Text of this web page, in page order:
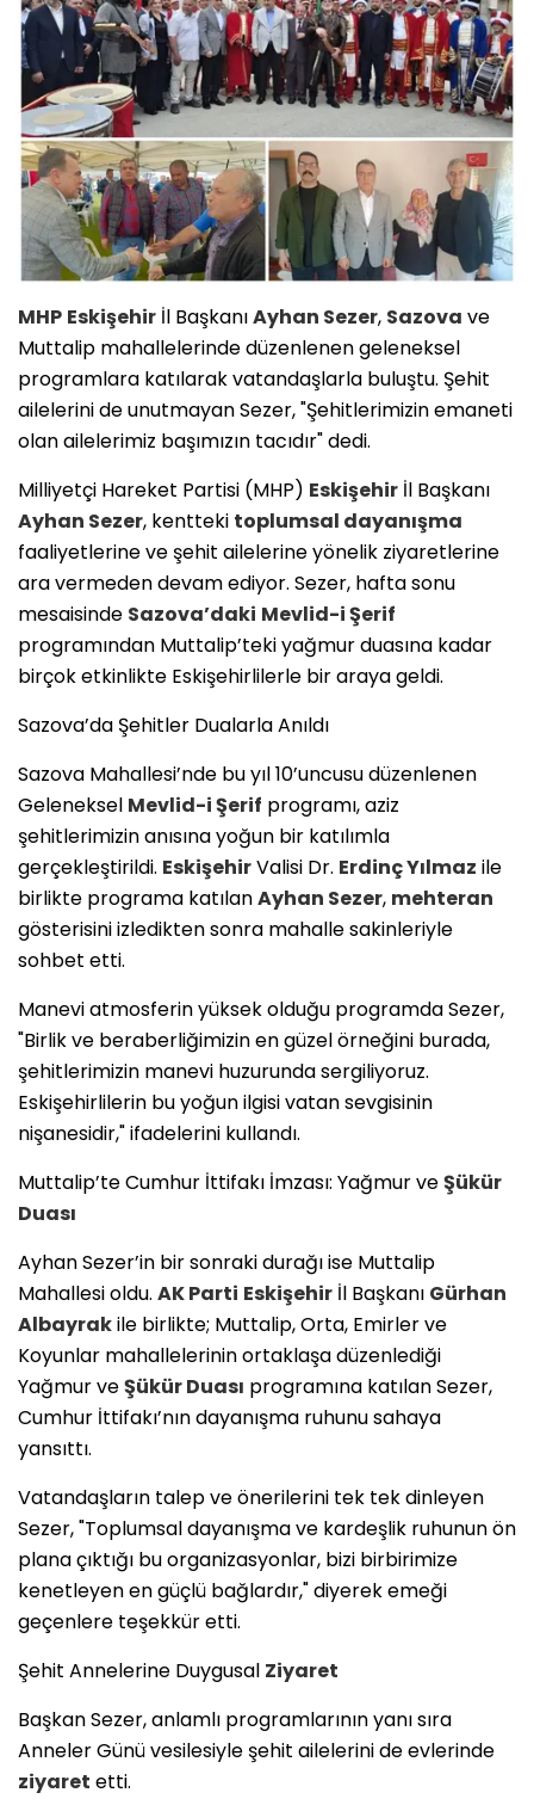
MHP Eskişehir İl BaşkanıAyhan Sezer, Sazova ve
Muttalip mahallelerinde düzenlenen geleneksel
programlara katılarak vatandaşlarla buluştu. Şehit
ailelerini de unutmayan Sezer, "Şehitlerimizin emaneti
olan ailelerimiz başımızın tacıdır" dedi.
​Milliyetçi Hareket Partisi (MHP) Eskişehir İl Başkanı
Ayhan Sezer, kentteki toplumsal dayanışma
faaliyetlerine ve şehit ailelerine yönelik ziyaretlerine
ara vermeden devam ediyor. Sezer, hafta sonu
mesaisinde Sazova’daki Mevlid-i Şerif
programından Muttalip’teki yağmur duasına kadar
birçok etkinlikte Eskişehirlilerle bir araya geldi.
​Sazova’da Şehitler Dualarla Anıldı
​Sazova Mahallesi’nde bu yıl 10’uncusu düzenlenen
Geleneksel Mevlid-i Şerif programı, aziz
şehitlerimizin anısına yoğun bir katılımla
gerçekleştirildi. EskişehirValisi Dr. Erdinç Yılmaz ile
birlikte programa katılanAyhan Sezer, mehteran
gösterisini izledikten sonra mahalle sakinleriyle
sohbet etti.
​Manevi atmosferin yüksek olduğu programda Sezer,
"Birlik ve beraberliğimizin en güzel örneğini burada,
şehitlerimizin manevi huzurunda sergiliyoruz.
Eskişehirlilerin bu yoğun ilgisi vatan sevgisinin
nişanesidir," ifadelerini kullandı.
​Muttalip’te Cumhur İttifakı İmzası: Yağmur veŞükür
Duası
​Ayhan Sezer’in bir sonraki durağı ise Muttalip
Mahallesi oldu. AK Parti Eskişehir İl Başkanı Gürhan
Albayrakile birlikte; Muttalip, Orta, Emirler ve
Koyunlar mahallelerinin ortaklaşa düzenlediği
Yağmur veŞükür Duası programına katılan Sezer,
Cumhur İttifakı’nın dayanışma ruhunu sahaya
yansıttı.
​Vatandaşların talep ve önerilerini tek tek dinleyen
Sezer, "Toplumsal dayanışma ve kardeşlik ruhunun ön
plana çıktığı bu organizasyonlar, bizi birbirimize
kenetleyen en güçlü bağlardır," diyerek emeği
geçenlere teşekkür etti.
​Şehit Annelerine Duygusal Ziyaret
​Başkan Sezer, anlamlı programlarının yanı sıra
Anneler Günü vesilesiyle şehit ailelerini de evlerinde
ziyaret etti.